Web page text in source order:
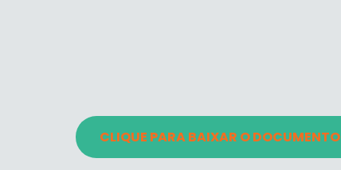
CLIQUE PARA BAIXAR O DOCUMENTO